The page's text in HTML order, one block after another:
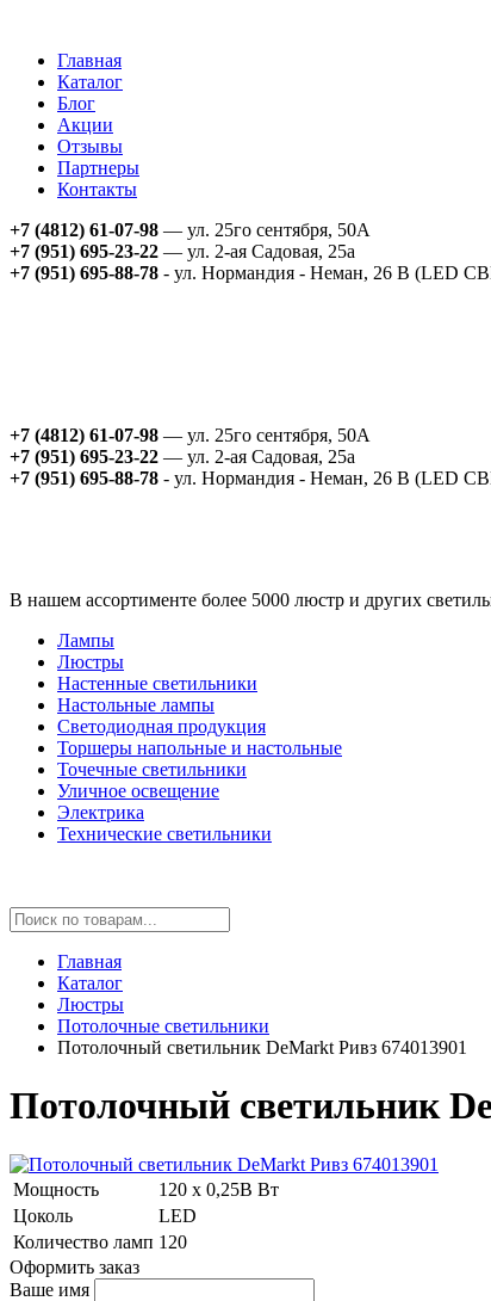
Главная
Каталог
Блог
Акции
Отзывы
Партнеры
Контакты
+7 (4812) 61-07-98 — ул. 25го сентября, 50А
+7 (951) 695-23-22 — ул. 2-ая Садовая, 25а
+7 (951) 695-88-78 - ул. Нормандия - Неман, 26 В (LED
+7 (4812) 61-07-98 — ул. 25го сентября, 50А
+7 (951) 695-23-22 — ул. 2-ая Садовая, 25а
+7 (951) 695-88-78 - ул. Нормандия - Неман, 26 В (LED
В нашем ассортименте более 5000 люстр и других
Лампы
Люстры
Настенные светильники
Настольные лампы
Светодиодная продукция
Торшеры напольные и настольные
Точечные светильники
Уличное освещение
Электрика
Технические светильники
Главная
Каталог
Люстры
Потолочные светильники
Потолочный светильник DeMarkt Ривз 674013901
Потолочный светильник
Мощность
120 x 0,25В Вт
Цоколь
LED
Количество ламп 120
Оформить заказ
Ваше имя